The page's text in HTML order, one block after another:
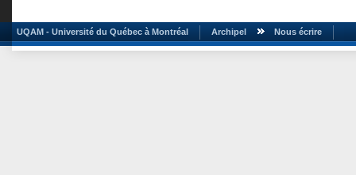
UQAM - Université du Québec à Montréal Archipel Nous écrire